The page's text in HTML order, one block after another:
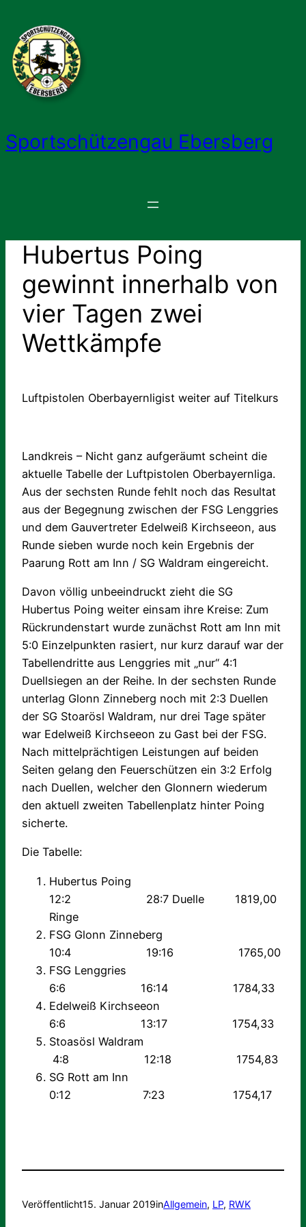
Inhalt
springen
Sportschützengau Ebersberg
Hubertus Poing
gewinnt innerhalb von
vier Tagen zwei
Wettkämpfe
Luftpistolen Oberbayernligist weiter auf Titelkurs
Landkreis – Nicht ganz aufgeräumt scheint die
aktuelle Tabelle der Luftpistolen Oberbayernliga.
Aus der sechsten Runde fehlt noch das Resultat
aus der Begegnung zwischen der FSG Lenggries
und dem Gauvertreter Edelweiß Kirchseeon, aus
Runde sieben wurde noch kein Ergebnis der
Paarung Rott am Inn / SG Waldram eingereicht.
Davon völlig unbeeindruckt zieht die SG
Hubertus Poing weiter einsam ihre Kreise: Zum
Rückrundenstart wurde zunächst Rott am Inn mit
5:0 Einzelpunkten rasiert, nur kurz darauf war der
Tabellendritte aus Lenggries mit „nur“ 4:1
Duellsiegen an der Reihe. In der sechsten Runde
unterlag Glonn Zinneberg noch mit 2:3 Duellen
der SG Stoarösl Waldram, nur drei Tage später
war Edelweiß Kirchseeon zu Gast bei der FSG.
Nach mittelprächtigen Leistungen auf beiden
Seiten gelang den Feuerschützen ein 3:2 Erfolg
nach Duellen, welcher den Glonnern wiederum
den aktuell zweiten Tabellenplatz hinter Poing
sicherte.
Die Tabelle:
Hubertus Poing
12:2 28:7 Duelle 1819,00
Ringe
FSG Glonn Zinneberg
10:4 19:16 1765,00
FSG Lenggries
6:6 16:14 1784,33
Edelweiß Kirchseeon
6:6 13:17 1754,33
Stoasösl Waldram
4:8 12:18 1754,83
SG Rott am Inn
0:12 7:23 1754,17
Veröffentlicht15. Januar 2019inAllgemein, LP, RWK